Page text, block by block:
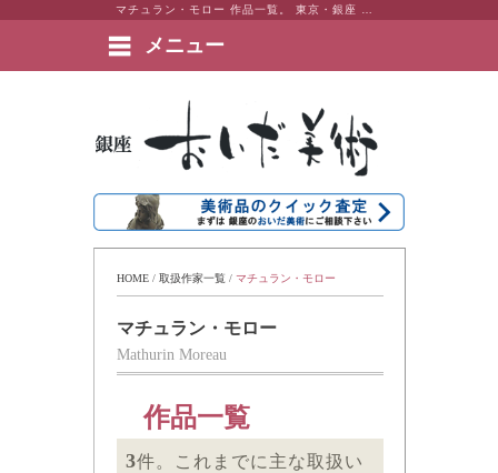
メニュー
絵画など美術品の販売と買取 | 東京・銀座 おいだ美術
HOME / 取扱作家一覧 / マチュラン・モロー
マチュラン・モロー
Mathurin Moreau
作品一覧
3件。これまでに主な取扱い